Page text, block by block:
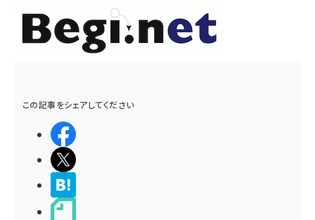
この記事をシェアしてください